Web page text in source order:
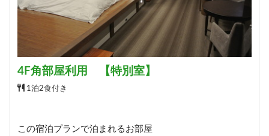
4F角部屋利用 【特別室】
1泊2食付き
この宿泊プランで泊まれるお部屋